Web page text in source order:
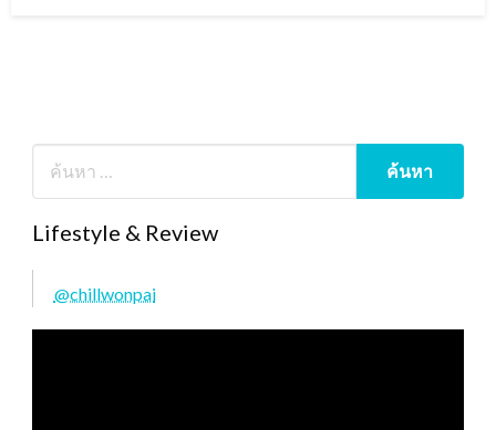
Lifestyle & Review
@chillwonpai